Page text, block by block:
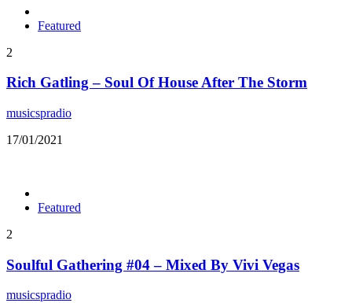
Featured
2
Rich Gatling – Soul Of House After The Storm
musicspradio
17/01/2021
Featured
2
Soulful Gathering #04 – Mixed By Vivi Vegas
musicspradio